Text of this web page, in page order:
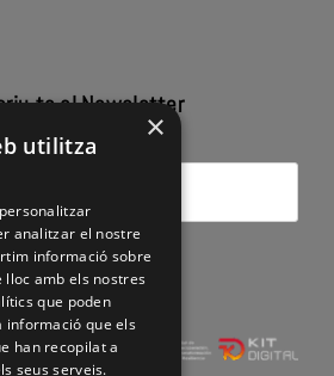
te al Newsletter
×
utilitza
analitzar el nostre
informació sobre
amb els nostres
que poden
informació que els
han recopilat a
seus serveis.